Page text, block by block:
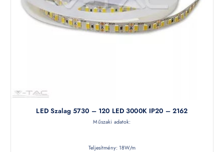
LED Szalag 5730 – 120 LED 3000K IP20 – 2162
Műszaki adatok:
Teljesítmény: 18W/m